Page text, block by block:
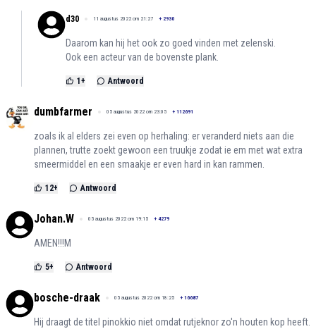
d30 11 augustus 2022 om 21:27 + 2930
Daarom kan hij het ook zo goed vinden met zelenski.
Ook een acteur van de bovenste plank.
1 + Antwoord
dumbfarmer 05 augustus 2022 om 23:05 + 112691
zoals ik al elders zei even op herhaling: er veranderd niets aan die
plannen, trutte zoekt gewoon een truukje zodat ie em met wat extra
smeermiddel en een smaakje er even hard in kan rammen.
12+ Antwoord
Johan.W 05 augustus 2022 om 19:15 + 4279
AMEN!!!M
5+ Antwoord
bosche-draak 05 augustus 2022 om 18:25 + 16687
Hij draagt de titel pinokkio niet omdat rutjeknor zo'n houten kop heeft.